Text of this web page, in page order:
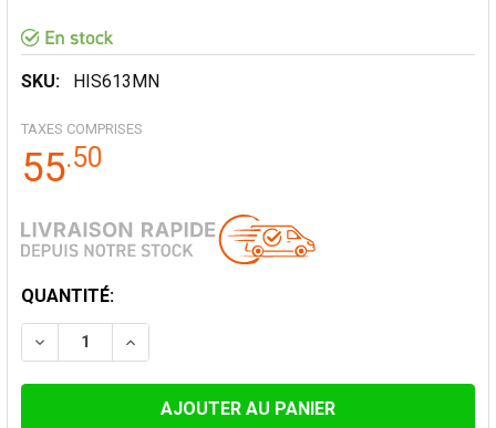
SKU: HIS613MN
TAXES COMPRISES
55.50
STOCK
ACTUEL:
QUANTITÉ:
DIMINUER LA QUANTITÉ DE SUPPORT MURAL
AUGMENTER LA QUANTITÉ DE SUPPORT